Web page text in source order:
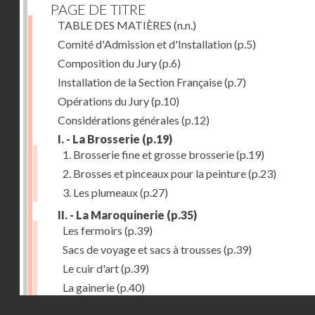
PAGE DE TITRE
TABLE DES MATIÈRES (n.n.)
Comité d'Admission et d'Installation(p.5)
Composition du Jury(p.6)
Installation de la Section Française(p.7)
Opérations du Jury(p.10)
Considérations générales (p.12)
I. - La Brosserie (p.19)
1. Brosserie fine et grosse brosserie(p.19)
2. Brosses et pinceaux pour la peinture(p.23)
3. Les plumeaux(p.27)
II. - La Maroquinerie (p.35)
Les fermoirs (p.39)
Sacs de voyage et sacs à trousses (p.39)
Le cuir d'art(p.39)
La gainerie(p.40)